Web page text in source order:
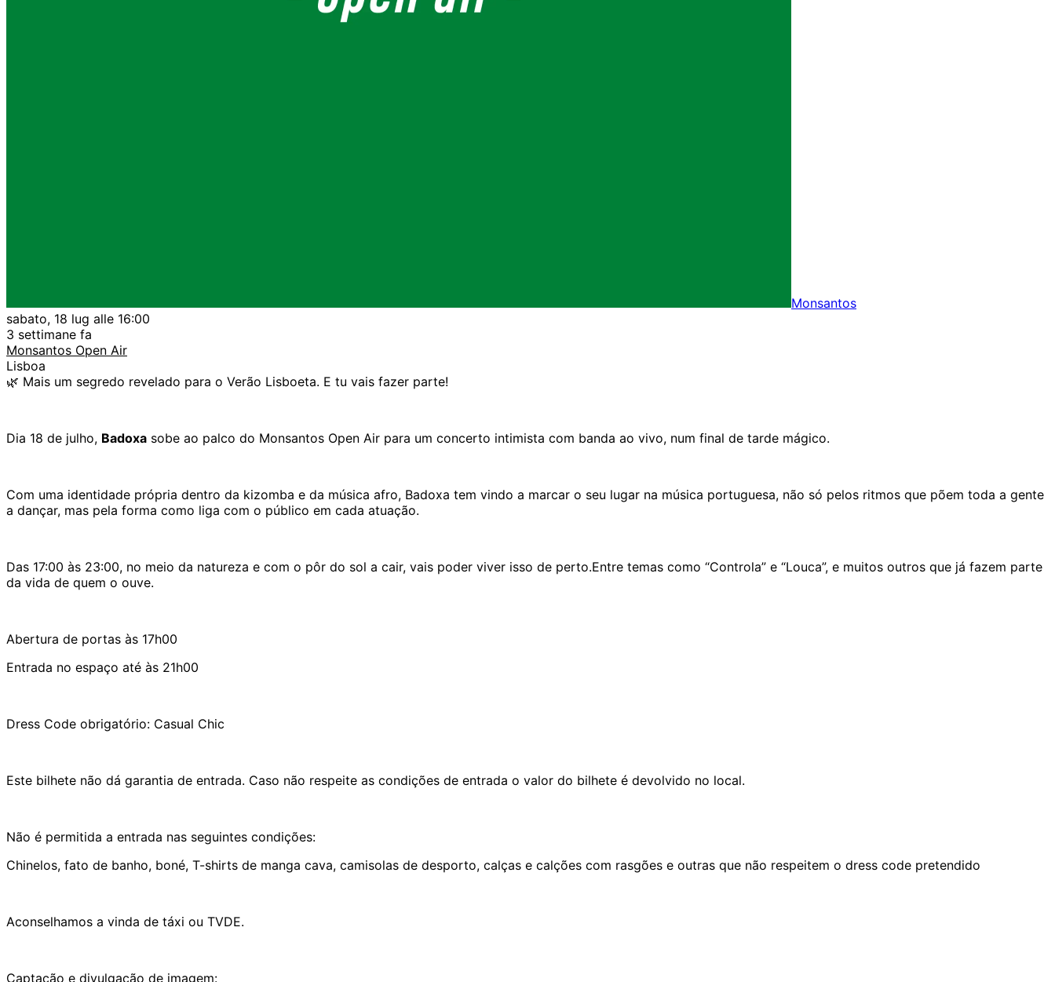
Monsantos
sabato, 18 lug alle 16:00
3 settimane fa
Monsantos Open Air
Lisboa
🌿 Mais um segredo revelado para o Verão Lisboeta. E tu vais fazer parte!
Dia 18 de julho, Badoxa sobe ao palco do Monsantos Open Air para um concerto intimista com banda ao vivo, num final de tarde mágico.
Com uma identidade própria dentro da kizomba e da música afro, Badoxa tem vindo a marcar o seu lugar na música portuguesa, não só pelos ritmos que põem toda a gente
a dançar, mas pela forma como liga com o público em cada atuação.
Das 17:00 às 23:00, no meio da natureza e com o pôr do sol a cair, vais poder viver isso de perto.Entre temas como “Controla” e “Louca”, e muitos outros que já fazem parte
da vida de quem o ouve.
Abertura de portas às 17h00
Entrada no espaço até às 21h00
Dress Code obrigatório: Casual Chic
Este bilhete não dá garantia de entrada. Caso não respeite as condições de entrada o valor do bilhete é devolvido no local.
Não é permitida a entrada nas seguintes condições:
Chinelos, fato de banho, boné, T-shirts de manga cava, camisolas de desporto, calças e calções com rasgões e outras que não respeitem o dress code pretendido
Aconselhamos a vinda de táxi ou TVDE.
Captação e divulgação de imagem: